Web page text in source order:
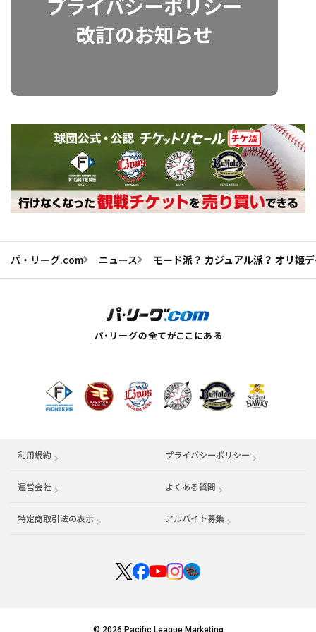
パ・リーグ.com ニュース モード派？ カジュアル派？ オリ姫
利用規約 プライバシーポリシー
運営会社 （別ウィンドウで開く） よくある質問
特定商取引法の表示 アルバイト募集 （別ウィンドウで開く
© 2026 Pacific League Marketing